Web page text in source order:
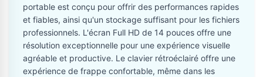
portable est conçu pour offrir des performances rapides
et fiables, ainsi qu'un stockage suffisant pour les fichiers
professionnels. L'écran Full HD de 14 pouces offre une
résolution exceptionnelle pour une expérience visuelle
agréable et productive. Le clavier rétroéclairé offre une
expérience de frappe confortable, même dans les